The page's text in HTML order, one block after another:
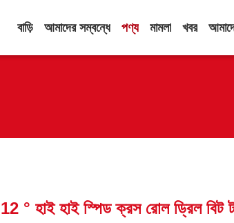
বাড়ি আমাদের সম্বন্ধে পণ্য মামলা খবর
12 ° হাই হাই স্পিড ক্রস রোল ড্রিল বিট